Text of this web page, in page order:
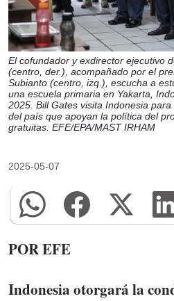
El cofundador y exdirector ejecutivo
(centro, der.), acompañado por el
Subianto (centro, izq.), escucha a
una escuela primaria en Yakarta,
2025. Bill Gates visita Indonesia
del país que apoyan la política del
gratuitas. EFE/EPA/MAST IRHAM
2025-05-07
POR EFE
Indonesia otorgará la